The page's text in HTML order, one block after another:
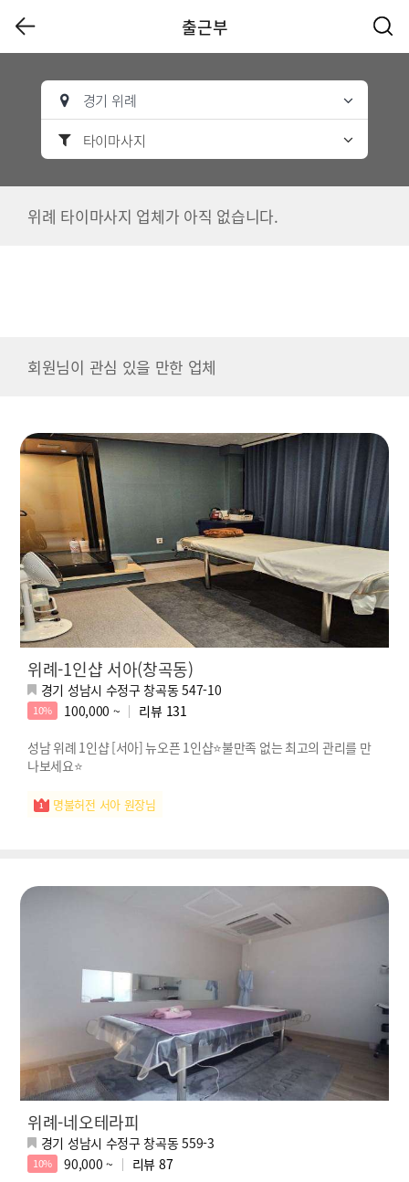
출근부
경기 위례
타이마사지
위례 타이마사지 업체가 아직 없습니다.
회원님이 관심 있을 만한 업체
위례-1인샵 서아(창곡동)
경기 성남시 수정구 창곡동 547-10
10% 100,000 ~ 리뷰 131
성남 위례 1인샵 [서아] 뉴오픈 1인샵⭐불만족 없는 최고의 관리를 만
나보세요⭐
명불허전 서아 원장님
위례-네오테라피
경기 성남시 수정구 창곡동 559-3
10% 90,000 ~ 리뷰 87